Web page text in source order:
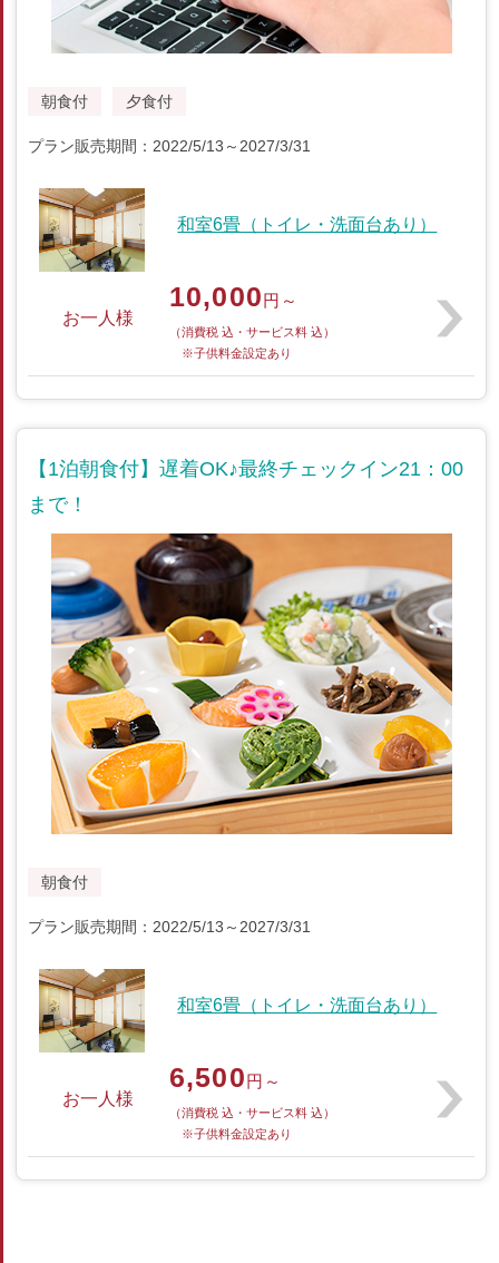
朝食付 夕食付
プラン販売期間：2022/5/13～2027/3/31
和室6畳（トイレ・洗面台あり）
お一人様
10,000円～
（消費税 込・サービス料 込）
※子供料金設定あり
【1泊朝食付】遅着OK♪最終チェックイン21：00
まで！
朝食付
プラン販売期間：2022/5/13～2027/3/31
和室6畳（トイレ・洗面台あり）
お一人様
6,500円～
（消費税 込・サービス料 込）
※子供料金設定あり